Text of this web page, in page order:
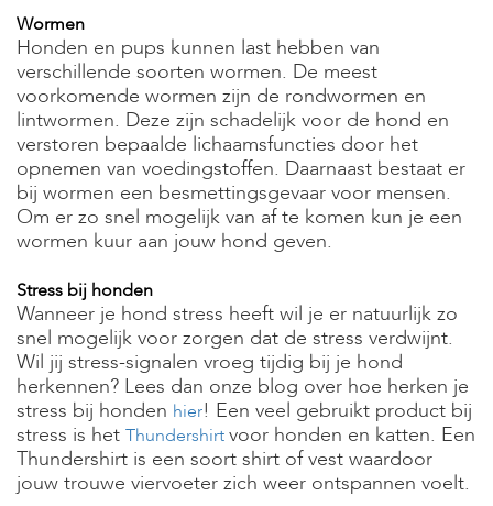
Wormen
Honden en pups kunnen last hebben van
verschillende soorten wormen. De meest
voorkomende wormen zijn de rondwormen en
lintwormen. Deze zijn schadelijk voor de hond en
verstoren bepaalde lichaamsfuncties door het
opnemen van voedingstoffen. Daarnaast bestaat er
bij wormen een besmettingsgevaar voor mensen.
Om er zo snel mogelijk van af te komen kun je een
wormen kuur aan jouw hond geven.
Stress bij honden
Wanneer je hond stress heeft wil je er natuurlijk zo
snel mogelijk voor zorgen dat de stress verdwijnt.
Wil jij stress-signalen vroeg tijdig bij je hond
herkennen? Lees dan onze blog over hoe herken je
stress bij honden hier! Een veel gebruikt product bij
stress is het Thundershirtvoor honden en katten. Een
Thundershirt is een soort shirt of vest waardoor
jouw trouwe viervoeter zich weer ontspannen voelt.